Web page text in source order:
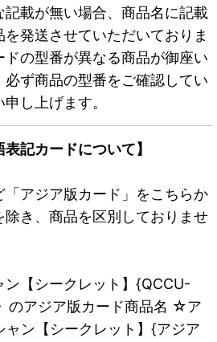
載が無い場合、商品名に記載
発送させていただいておりま
の型番が異なる商品が御座い
必ず商品の型番をご確認してい
し上げます。
記カードについて】
「アジア版カード」をこちらか
除き、商品を区別しておりませ
ン【シークレット】{QCCU-
のアジア版カード商品名 ☆ア
ン【シークレット】{アジア